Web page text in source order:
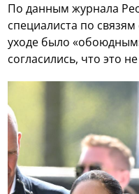
По данным журнала
специалиста по
уходе было
согласились, что это